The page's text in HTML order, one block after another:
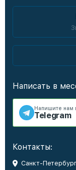
Написать в
Напишите нам
Telegram
Контакты:
Санкт-